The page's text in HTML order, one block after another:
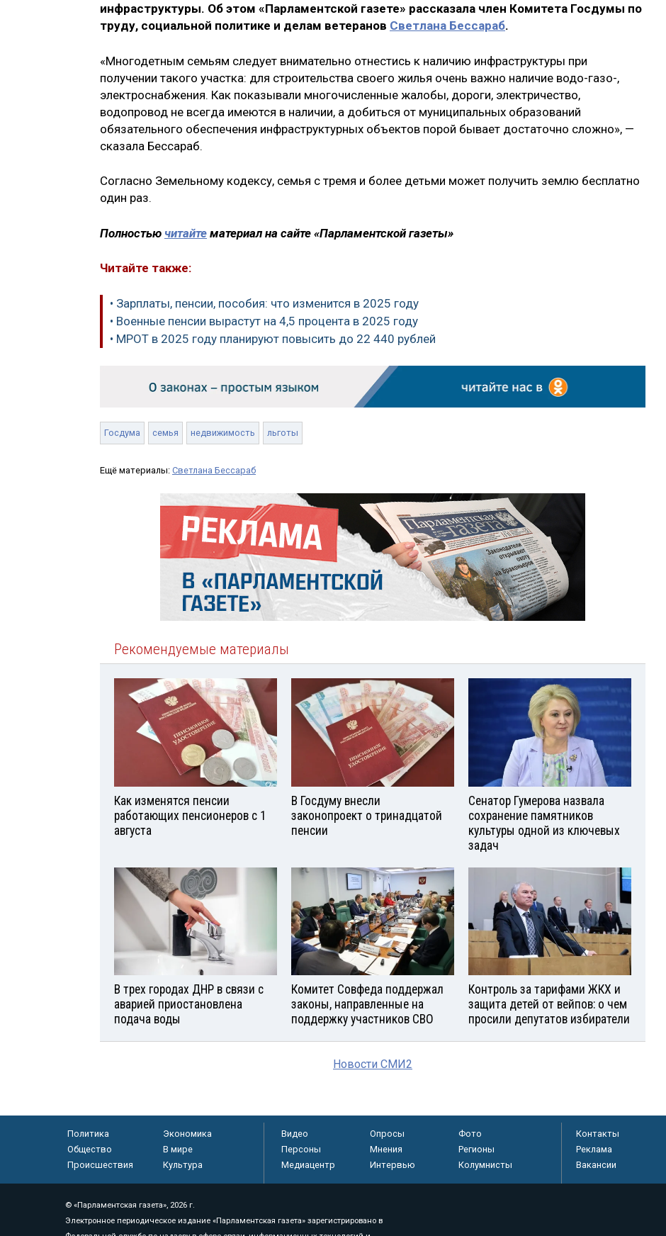
инфраструктуры. Об этом «Парламентской газете» рассказала член Комитета Госдумы по
труду, социальной политике и делам ветеранов Светлана Бессараб.
«Многодетным семьям следует внимательно отнестись к наличию инфраструктуры при
получении такого участка: для строительства своего жилья очень важно наличие водо-газо-,
электроснабжения. Как показывали многочисленные жалобы, дороги, электричество,
водопровод не всегда имеются в наличии, а добиться от муниципальных образований
обязательного обеспечения инфраструктурных объектов порой бывает достаточно сложно», —
сказала Бессараб.
Согласно Земельному кодексу, семья с тремя и более детьми может получить землю бесплатно
один раз.
Полностью читайте материал на сайте «Парламентской газеты»
Читайте также:
• Зарплаты, пенсии, пособия: что изменится в 2025 году
• Военные пенсии вырастут на 4,5 процента в 2025 году
• МРОТ в 2025 году планируют повысить до 22 440 рублей
Госдума семья недвижимость льготы
Ещё материалы: Светлана Бессараб
Рекомендуемые материалы
Как изменятся пенсии
работающих пенсионеров с 1
августа
В Госдуму внесли
законопроект о тринадцатой
пенсии
Сенатор Гумерова назвала
сохранение памятников
культуры одной из ключевых
задач
В трех городах ДНР в связи с
аварией приостановлена
подача воды
Комитет Совфеда поддержал
законы, направленные на
поддержку участников СВО
Контроль за тарифами ЖКХ и
защита детей от вейпов: о чем
просили депутатов избиратели
Новости СМИ2
Политика
Экономика
Общество
В мире
Происшествия
Культура
Видео Опросы
Фото
Персоны
Мнения
Регионы
Медиацентр
Интервью Колумнисты
Контакты
Реклама
Вакансии
© «Парламентская газета», 2026 г.
Электронное периодическое издание «Парламентская газета» зарегистрировано в